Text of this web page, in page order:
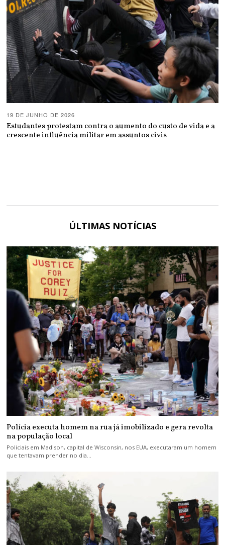
19 DE JUNHO DE 2026
Estudantes protestam contra o aumento do custo de vida e a
crescente influência militar em assuntos civis
ÚLTIMAS NOTÍCIAS
Polícia executa homem na rua já imobilizado e gera revolta
na população local
Policiais em Madison, capital de Wisconsin, nos EUA, executaram um homem
que tentavam prender no dia…